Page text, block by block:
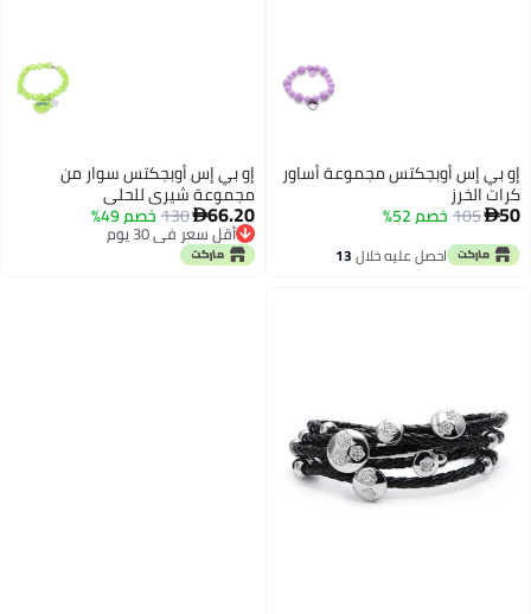
إو بي إس أوبجكتس مجموعة أساور
كرات الخرز
50
105 خصم 52%
احصل عليه خلال13
إو بي إس أوبجكتس سوار من
مجموعة شيري للحلي
66.20
130 خصم 49%
أقل سعر في 30 يوم
أقل سعر في 30 يوم